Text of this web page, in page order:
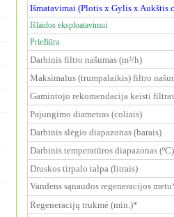
Išmatavimai (Plotis x Gylis x Aukštis
Išlaidos eksploatavimui
Priežiūra
Darbinis filtro našumas (m³/h)
Maksimalus (trumpalaikis) filtro
Gamintojo rekomendacija keisti
Pajungimo diametras (coliais)
Darbinis slėgio diapazonas (barais)
Darbinis temperatūros diapazonas (ºC)
Druskos tirpalo talpa (litrais)
Vandens sąnaudos regeneracijos
Regeneracijų trukmė (min.)*